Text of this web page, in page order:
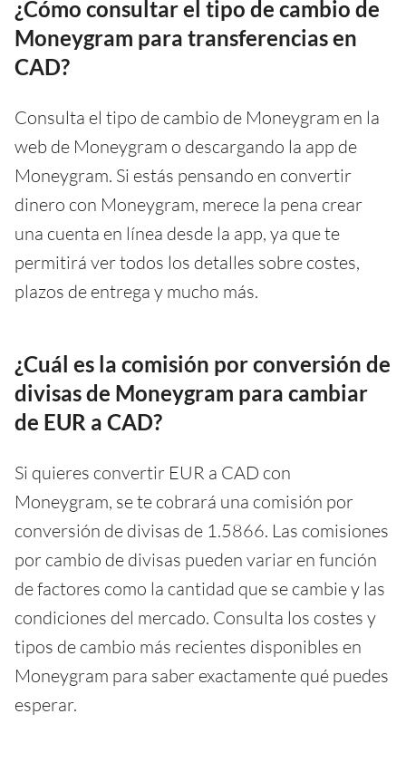
¿Cómo consultar el tipo de cambio de
Moneygram para transferencias en
CAD?
Consulta el tipo de cambio de Moneygram en la
web de Moneygram o descargando la app de
Moneygram. Si estás pensando en convertir
dinero con Moneygram, merece la pena crear
una cuenta en línea desde la app, ya que te
permitirá ver todos los detalles sobre costes,
plazos de entrega y mucho más.
¿Cuál es la comisión por conversión de
divisas de Moneygram para cambiar
de EUR a CAD?
Si quieres convertir EUR a CAD con
Moneygram, se te cobrará una comisión por
conversión de divisas de 1.5866. Las comisiones
por cambio de divisas pueden variar en función
de factores como la cantidad que se cambie y las
condiciones del mercado. Consulta los costes y
tipos de cambio más recientes disponibles en
Moneygram para saber exactamente qué puedes
esperar.